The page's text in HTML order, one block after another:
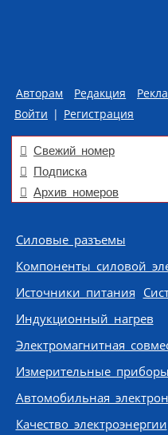
Авторам Редакция
Войти | Регистрация
Свежий номер
Подписка
Архив номеров
Skip to content
Силовые разъемы
Компоненты силовой
Источники питания
Индукционный нагрев
Электромагнитная
Измерительные приборы
Автомобильная
Качество электроэнергии